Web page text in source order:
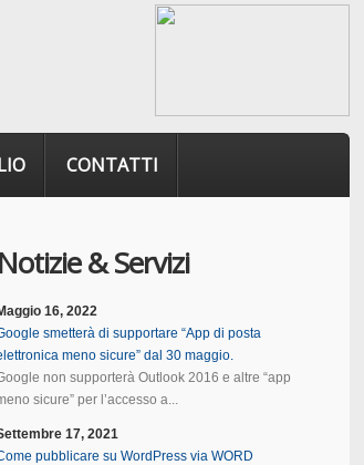
CONTATTI
Notizie & Servizi
16, 2022
smetterà di supportare “App di posta
meno sicure” dal 30 maggio.
non supporterà Outlook 2016 e altre “app
sicure” per l’accesso a...
17, 2021
pubblicare su WordPress via WORD